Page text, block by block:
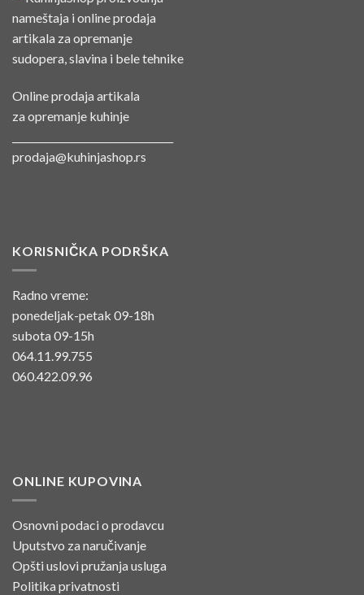
Online prodaja artikala
za opremanje kuhinje
prodaja@kuhinjashop.rs
KORISNIČKA PODRŠKA
Radno vreme:
ponedeljak-petak 09-18h
subota 09-15h
064.11.99.755
060.422.09.96
ONLINE KUPOVINA
Osnovni podaci o prodavcu
Uputstvo za naručivanje
Opšti uslovi pružanja usluga
Politika privatnosti